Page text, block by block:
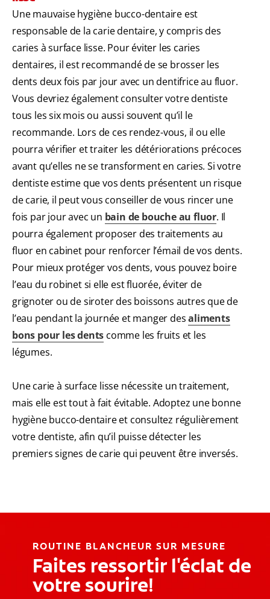
Une mauvaise hygiène bucco-dentaire est
responsable de la carie dentaire, y compris des
caries à surface lisse. Pour éviter les caries
dentaires, il est recommandé de se brosser les
dents deux fois par jour avec un dentifrice au fluor.
Vous devriez également consulter votre dentiste
tous les six mois ou aussi souvent qu’il le
recommande. Lors de ces rendez-vous, il ou elle
pourra vérifier et traiter les détériorations précoces
avant qu’elles ne se transforment en caries. Si votre
dentiste estime que vos dents présentent un risque
de carie, il peut vous conseiller de vous rincer une
fois par jour avec un bain de bouche au fluor. Il
pourra également proposer des traitements au
fluor en cabinet pour renforcer l’émail de vos dents.
Pour mieux protéger vos dents, vous pouvez boire
l’eau du robinet si elle est fluorée, éviter de
grignoter ou de siroter des boissons autres que de
l’eau pendant la journée et manger desaliments
bons pour les dents comme les fruits et les
légumes.
Une carie à surface lisse nécessite un traitement,
mais elle est tout à fait évitable. Adoptez une bonne
hygiène bucco-dentaire et consultez régulièrement
votre dentiste, afin qu’il puisse détecter les
premiers signes de carie qui peuvent être inversés.
ROUTINE BLANCHEUR SUR MESURE
Faites ressortir l'éclat de
votre sourire!